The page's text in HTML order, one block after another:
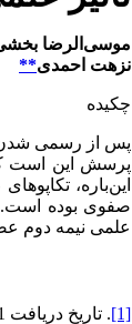
موسی‌الرضا
نزهت احمدی**
چکیده
پس از رسمی شدن
پرسش این است
این‏باره،
صفوی بوده است.
علمی نیمه دوم
[1]. تاریخ دریافت 5/11/91 تاریخ پذیرش 25/9/92.